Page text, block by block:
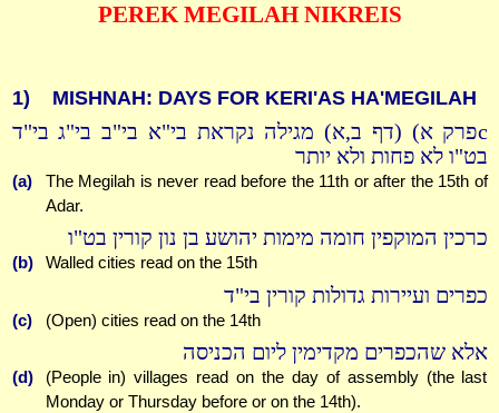
PEREK MEGILAH NIKREIS
1) MISHNAH: DAYS FOR KERI'AS HA'MEGILAH
cפרק א) (דף ב,א) מגילה נקראת בי"א בי"ב בי"ג בי"ד
בט"ו לא פחות ולא יותר
(a)
The Megilah is never read before the 11th or after the 15th of
Adar.
כרכין המוקפין חומה מימות יהושע בן נון קורין בט"ו
(b) Walled cities read on the 15th
כפרים ועיירות גדולות קורין בי"ד
(c) (Open) cities read on the 14th
אלא שהכפרים מקדימין ליום הכניסה
(d)
(People in) villages read on the day of assembly (the last
Monday or Thursday before or on the 14th).